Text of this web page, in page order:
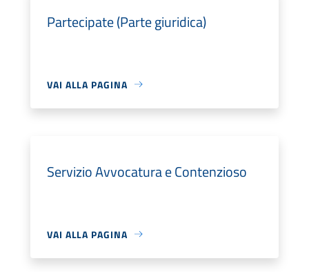
Partecipate (Parte giuridica)
VAI ALLA PAGINA
Servizio Avvocatura e Contenzioso
VAI ALLA PAGINA